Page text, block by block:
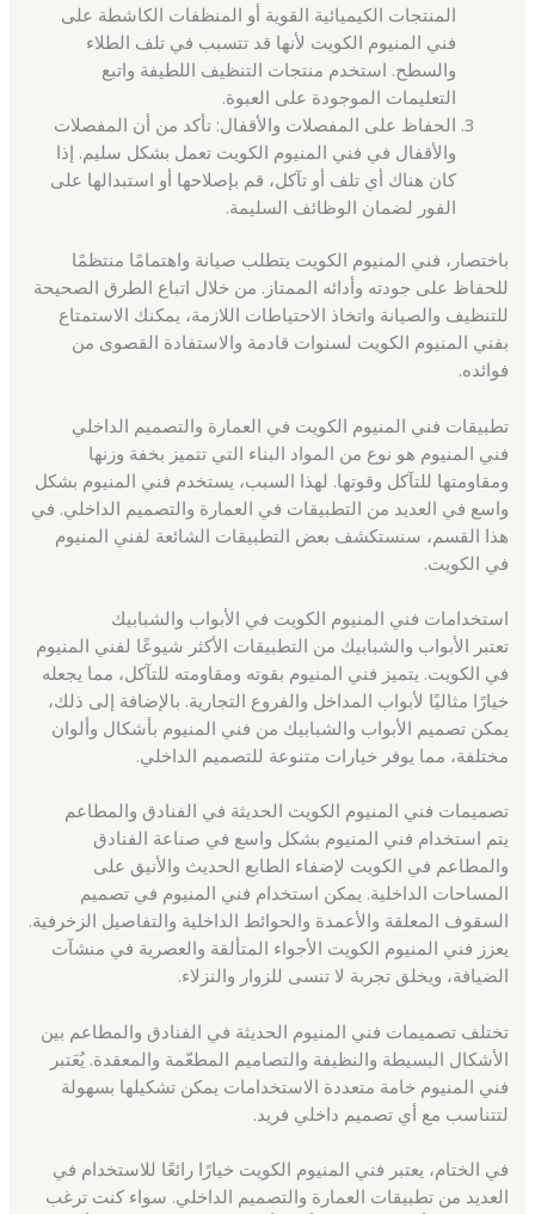
المنتجات الكيميائية القوية أو المنظفات الكاشطة على
فني المنيوم الكويت لأنها قد تتسبب في تلف الطلاء
والسطح. استخدم منتجات التنظيف اللطيفة واتبع
التعليمات الموجودة على العبوة.
الحفاظ على المفصلات والأقفال: تأكد من أن المفصلات
والأقفال في فني المنيوم الكويت تعمل بشكل سليم. إذا
كان هناك أي تلف أو تآكل، قم بإصلاحها أو استبدالها على
الفور لضمان الوظائف السليمة.
باختصار، فني المنيوم الكويت يتطلب صيانة واهتمامًا منتظمًا
للحفاظ على جودته وأدائه الممتاز. من خلال اتباع الطرق الصحيحة
للتنظيف والصيانة واتخاذ الاحتياطات اللازمة، يمكنك الاستمتاع
بفني المنيوم الكويت لسنوات قادمة والاستفادة القصوى من
فوائده.
تطبيقات فني المنيوم الكويت في العمارة والتصميم الداخلي
فني المنيوم هو نوع من المواد البناء التي تتميز بخفة وزنها
ومقاومتها للتآكل وقوتها. لهذا السبب، يستخدم فني المنيوم بشكل
واسع في العديد من التطبيقات في العمارة والتصميم الداخلي. في
هذا القسم، سنستكشف بعض التطبيقات الشائعة لفني المنيوم
في الكويت.
استخدامات فني المنيوم الكويت في الأبواب والشبابيك
تعتبر الأبواب والشبابيك من التطبيقات الأكثر شيوعًا لفني المنيوم
في الكويت. يتميز فني المنيوم بقوته ومقاومته للتآكل، مما يجعله
خيارًا مثاليًا لأبواب المداخل والفروع التجارية. بالإضافة إلى ذلك،
يمكن تصميم الأبواب والشبابيك من فني المنيوم بأشكال وألوان
مختلفة، مما يوفر خيارات متنوعة للتصميم الداخلي.
تصميمات فني المنيوم الكويت الحديثة في الفنادق والمطاعم
يتم استخدام فني المنيوم بشكل واسع في صناعة الفنادق
والمطاعم في الكويت لإضفاء الطابع الحديث والأنيق على
المساحات الداخلية. يمكن استخدام فني المنيوم في تصميم
السقوف المعلقة والأعمدة والحوائط الداخلية والتفاصيل الزخرفية.
يعزز فني المنيوم الكويت الأجواء المتألقة والعصرية في منشآت
الضيافة، ويخلق تجربة لا تنسى للزوار والنزلاء.
تختلف تصميمات فني المنيوم الحديثة في الفنادق والمطاعم بين
الأشكال البسيطة والنظيفة والتصاميم المطعّمة والمعقدة. يُعَتبر
فني المنيوم خامة متعددة الاستخدامات يمكن تشكيلها بسهولة
لتتناسب مع أي تصميم داخلي فريد.
في الختام، يعتبر فني المنيوم الكويت خيارًا رائعًا للاستخدام في
العديد من تطبيقات العمارة والتصميم الداخلي. سواء كنت ترغب